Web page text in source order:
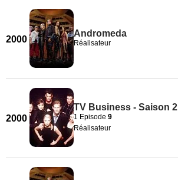
2000
Andromeda
Réalisateur
2000
TV Business - Saison 2
1 Episode 9
Réalisateur